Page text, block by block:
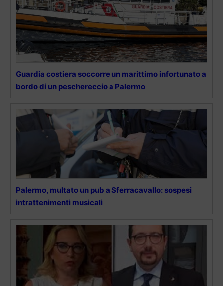
Guardia costiera soccorre un marittimo infortunato a
bordo di un peschereccio a Palermo
Palermo, multato un pub a Sferracavallo: sospesi
intrattenimenti musicali